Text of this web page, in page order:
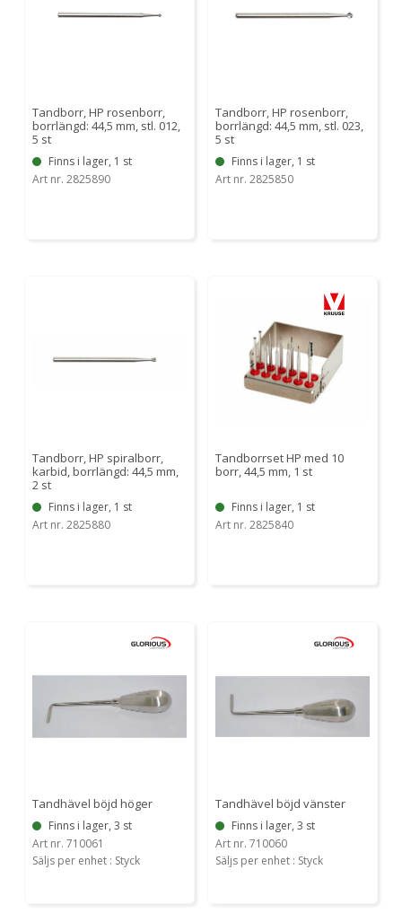
Tandborr, HP rosenborr,
borrlängd: 44,5 mm, stl. 012,
5 st
Finns i lager, 1 st
Art nr. 2825890
Tandborr, HP rosenborr,
borrlängd: 44,5 mm, stl. 023,
5 st
Finns i lager, 1 st
Art nr. 2825850
Tandborr, HP spiralborr,
karbid, borrlängd: 44,5 mm,
2 st
Finns i lager, 1 st
Art nr. 2825880
Tandborrset HP med 10
borr, 44,5 mm, 1 st
Finns i lager, 1 st
Art nr. 2825840
Tandhävel böjd höger
Finns i lager, 3 st
Art nr. 710061
Säljs per enhet : Styck
Tandhävel böjd vänster
Finns i lager, 3 st
Art nr. 710060
Säljs per enhet : Styck